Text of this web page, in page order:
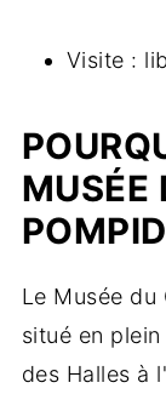
Visite :
MUSÉE
Le Musée du
situé en
des Halles à